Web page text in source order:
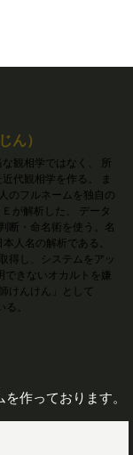
ん）
観相学ではなく、 所
代観相学を作る。 ま
のフルネームを独自の
が解析した、 データ
断・命名術を使う。名
人名の解析である。
得し、システムをアッ
できないオカルトを嫌
けんけん」として
。
作っております。